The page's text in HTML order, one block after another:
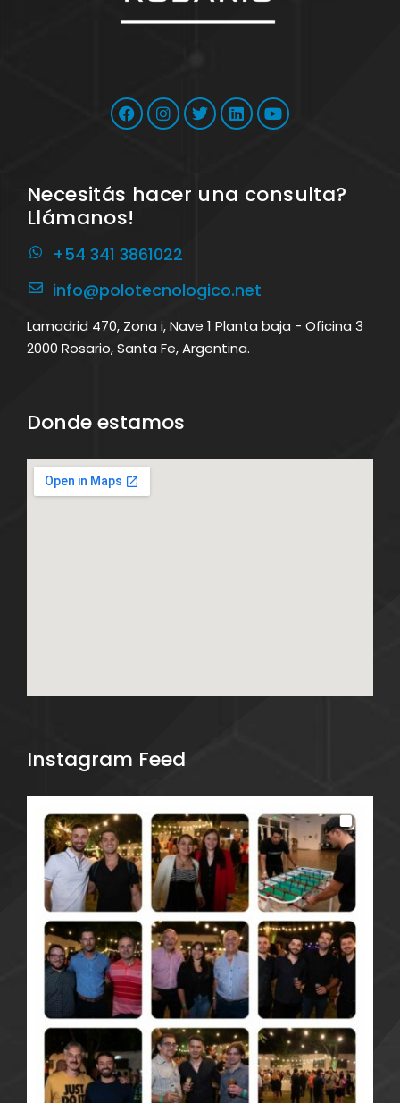
Necesitás hacer una consulta?
Llámanos!
+54 341 3861022
info@polotecnologico.net
Lamadrid 470, Zona i, Nave 1 Planta baja - Oficina 3
2000 Rosario, Santa Fe, Argentina.
Donde estamos
Instagram Feed